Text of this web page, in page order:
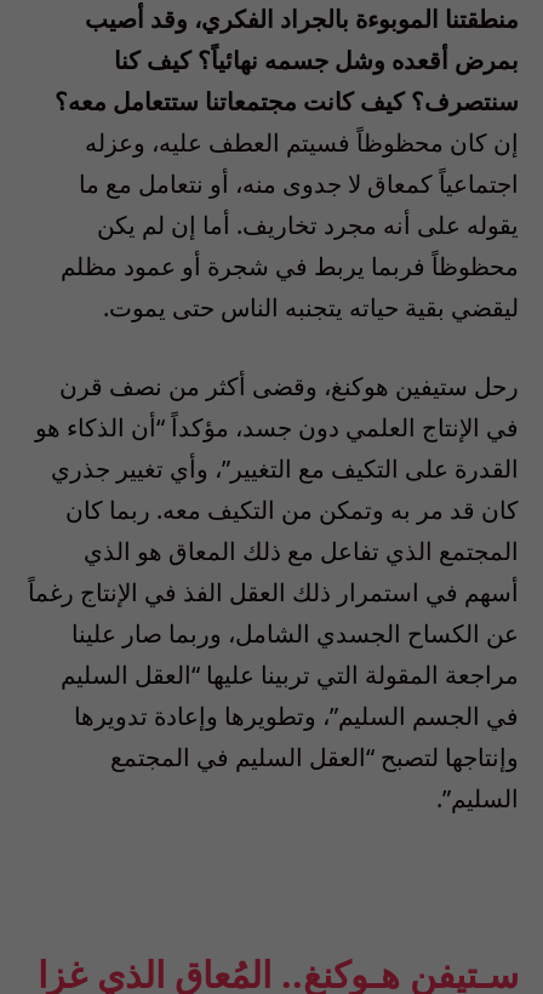
منطقتنا الموبوءة بالجراد الفكري، وقد أصيب
بمرض أقعده وشل جسمه نهائياً؟ كيف كنا
سنتصرف؟ كيف كانت مجتمعاتنا ستتعامل معه؟
إن كان محظوظاً فسيتم العطف عليه، وعزله
اجتماعياً كمعاق لا جدوى منه، أو نتعامل مع ما
يقوله على أنه مجرد تخاريف. أما إن لم يكن
محظوظاً فربما يربط في شجرة أو عمود مظلم
ليقضي بقية حياته يتجنبه الناس حتى يموت.
رحل ستيفين هوكنغ، وقضى أكثر من نصف قرن
في الإنتاج العلمي دون جسد، مؤكداً “أن الذكاء هو
القدرة على التكيف مع التغيير”، وأي تغيير جذري
كان قد مر به وتمكن من التكيف معه. ربما كان
المجتمع الذي تفاعل مع ذلك المعاق هو الذي
أسهم في استمرار ذلك العقل الفذ في الإنتاج رغماً
عن الكساح الجسدي الشامل، وربما صار علينا
مراجعة المقولة التي تربينا عليها “العقل السليم
في الجسم السليم”، وتطويرها وإعادة تدويرها
وإنتاجها لتصبح “العقل السليم في المجتمع
السليم”.
سـتيفن هـوكنغ.. المُعاق الذي غزا